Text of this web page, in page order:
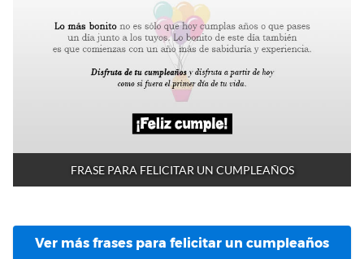
FRASE PARA FELICITAR UN CUMPLEAÑOS
Ver más frases para felicitar un cumpleaños